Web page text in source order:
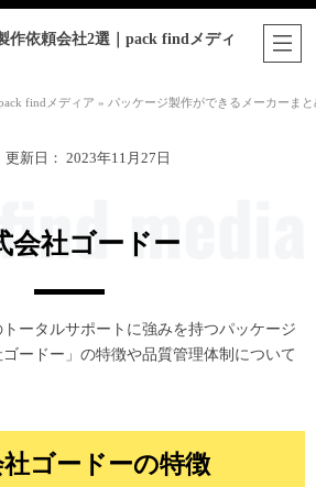
作依頼会社2選｜pack findメディ
findメディア » パッケージ製作ができるメーカーまと
更新日： 2023年11月27日
会社ゴードー
ータルサポートに強みを持つパッケージ
ードー」の特徴や品質管理体制について
ゴードーの特徴